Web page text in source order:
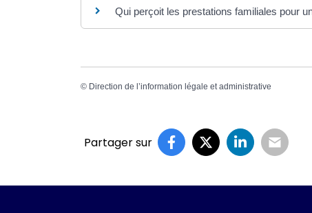
Qui perçoit les prestations familiales pour
© Direction de l’information légale et administrative
Partager sur